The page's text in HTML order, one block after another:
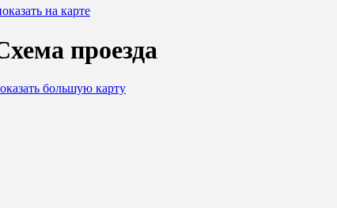
на карте
проезда
большую карту